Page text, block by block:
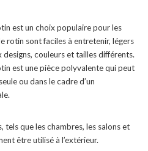
est un choix populaire pour les
rotin sont faciles à entretenir, légers
couleurs et tailles différents.
est une pièce polyvalente qui peut
ou dans le cadre d’un
tels que les chambres, les salons et
être utilisé à l’extérieur.